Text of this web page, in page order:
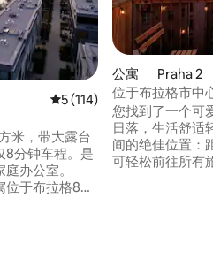
平均评分 5 分（满分 5 分）
5 (114)
米，带大露台
8分钟车程。是
办公室。
于布拉格8号
公寓 ｜ Praha 2
位于布拉格市中
您找到了一个可
日落，生活舒适
间的绝佳位置：
可轻松前往所有